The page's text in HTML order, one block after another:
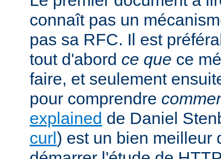
connaît pas un
pas sa RFC. Il est
tout d'abord ce que ce
faire, et seulement
pour comprendre
explained de Daniel
curl) est un bien meilleur